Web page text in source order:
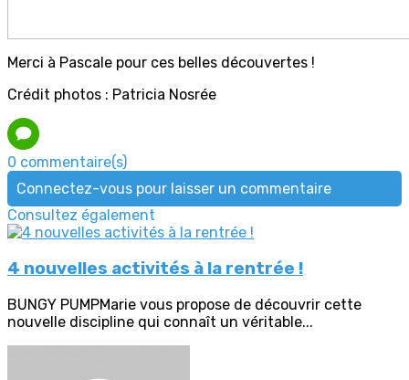
Merci à Pascale pour ces belles découvertes !
Crédit photos : Patricia Nosrée
0 commentaire(s)
Connectez-vous pour laisser un commentaire
Consultez également
4 nouvelles activités à la rentrée !
BUNGY PUMPMarie vous propose de découvrir cette
nouvelle discipline qui connaît un véritable...